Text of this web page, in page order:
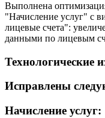
Выполнена
"Начисление услуг" с
лицевые счета":
данными по лицевым
Технологические
Исправлены
Начисление услуг: